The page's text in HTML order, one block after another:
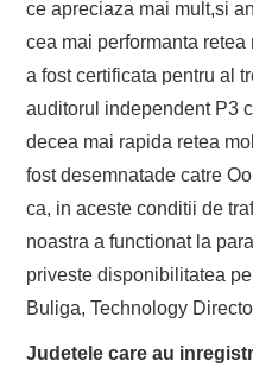
ce apreciaza mai mult,si
cea mai performanta
a fost certificata pentru al
auditorul independent P3
decea mai rapida retea
fost desemnatade catre
ca, in aceste conditii de
noastra a functionat la
priveste disponibilitatea
Buliga, Technology
Judetele care au